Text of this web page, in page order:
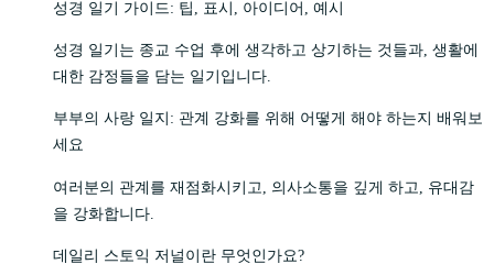
성경 일기 가이드: 팁, 표시, 아이디어, 예시
성경 일기는 종교 수업 후에 생각하고 상기하는 것들과, 생활에
대한 감정들을 담는 일기입니다.
부부의 사랑 일지: 관계 강화를 위해 어떻게 해야 하는지 배워보
세요
여러분의 관계를 재점화시키고, 의사소통을 깊게 하고, 유대감
을 강화합니다.
데일리 스토익 저널이란 무엇인가요?